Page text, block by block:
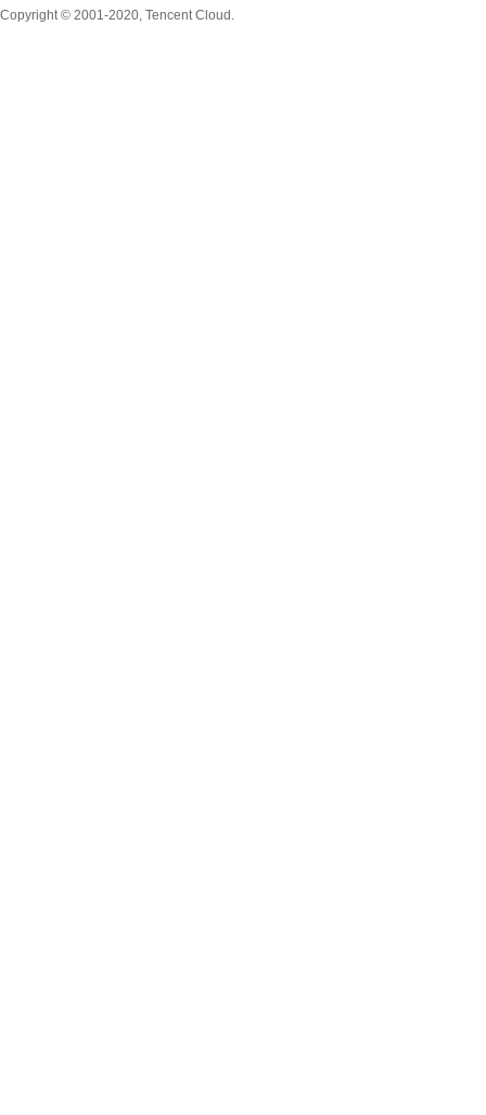
Copyright © 2001-2020, Tencent Cloud.